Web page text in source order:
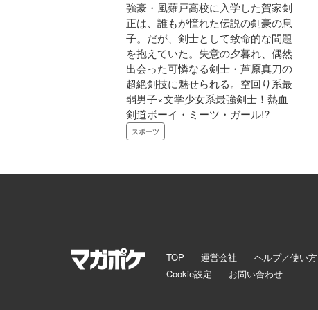
強豪・風薙戸高校に入学した賀家剣
正は、誰もが憧れた伝説の剣豪の息
子。だが、剣士として致命的な問題
を抱えていた。失意の夕暮れ、偶然
出会った可憐なる剣士・芦原真刀の
超絶剣技に魅せられる。空回り系最
弱男子×文学少女系最強剣士！熱血
剣道ボーイ・ミーツ・ガール!?
スポーツ
TOP 運営会社 ヘルプ／使い方
Cookie設定
お問い合わせ